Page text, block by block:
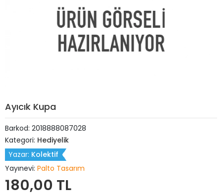
Ayıcık Kupa
Barkod: 2018888087028
Kategori: Hediyelik
Yazar: Kolektif
Yayınevi: Palto Tasarım
180,00 TL